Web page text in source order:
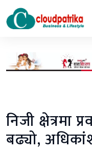
निजी क्षेत्रमा
बढ्यो,